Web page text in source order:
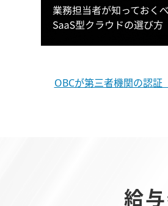
OBCが第三者機関の認証
給